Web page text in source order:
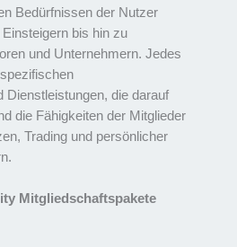
Bedürfnissen der Nutzer
bis hin zu
und Unternehmern. Jedes
Dienstleistungen, die darauf
die Fähigkeiten der Mitglieder
Trading und persönlicher
Mitgliedschaftspakete